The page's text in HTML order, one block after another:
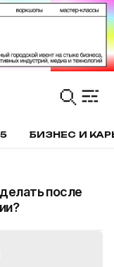
БИЗНЕС И
после